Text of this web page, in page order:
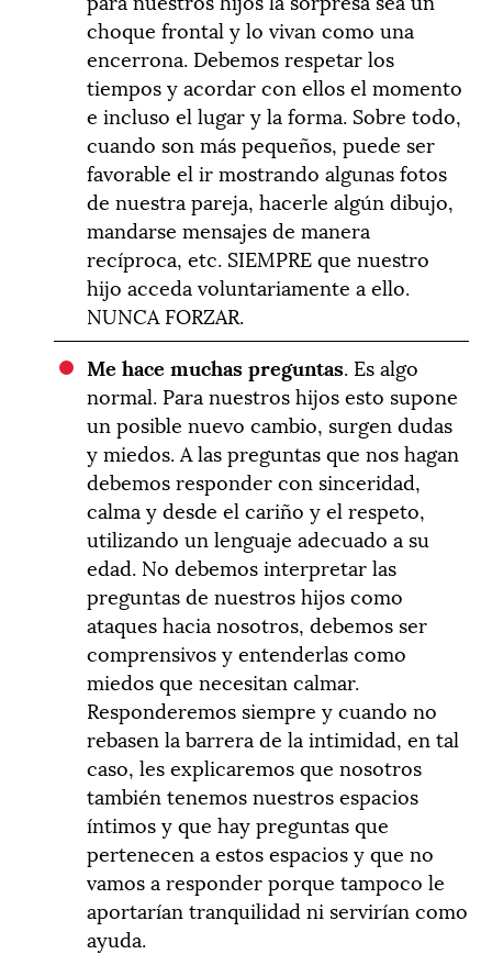
choque frontal y lo vivan como una
encerrona. Debemos respetar los
tiempos y acordar con ellos el momento
e incluso el lugar y la forma. Sobre todo,
cuando son más pequeños, puede ser
favorable el ir mostrando algunas fotos
de nuestra pareja, hacerle algún dibujo,
mandarse mensajes de manera
recíproca, etc. SIEMPRE que nuestro
hijo acceda voluntariamente a ello.
NUNCA FORZAR.
Me hace muchas preguntas. Es algo
normal. Para nuestros hijos esto supone
un posible nuevo cambio, surgen dudas
y miedos. A las preguntas que nos hagan
debemos responder con sinceridad,
calma y desde el cariño y el respeto,
utilizando un lenguaje adecuado a su
edad. No debemos interpretar las
preguntas de nuestros hijos como
ataques hacia nosotros, debemos ser
comprensivos y entenderlas como
miedos que necesitan calmar.
Responderemos siempre y cuando no
rebasen la barrera de la intimidad, en tal
caso, les explicaremos que nosotros
también tenemos nuestros espacios
íntimos y que hay preguntas que
pertenecen a estos espacios y que no
vamos a responder porque tampoco le
aportarían tranquilidad ni servirían como
ayuda.